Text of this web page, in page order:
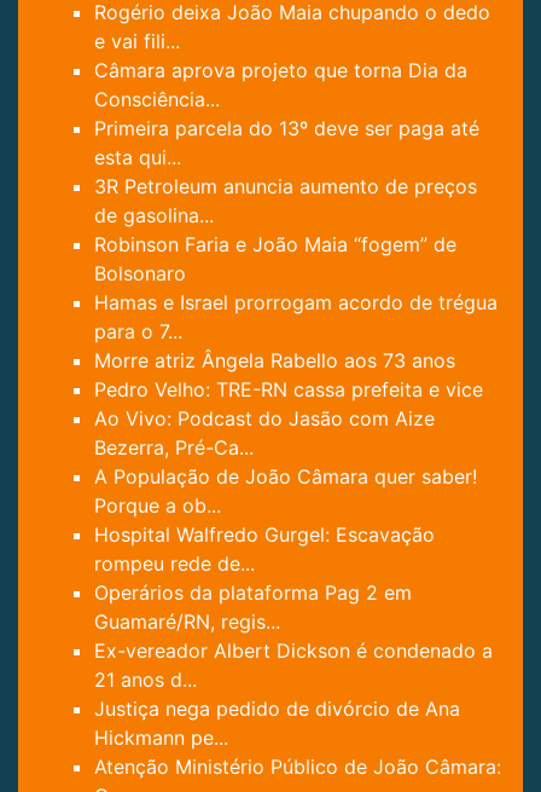
Rogério deixa João Maia chupando o dedo
e vai fili...
Câmara aprova projeto que torna Dia da
Consciência...
Primeira parcela do 13º deve ser paga até
esta qui...
3R Petroleum anuncia aumento de preços
de gasolina...
Robinson Faria e João Maia “fogem” de
Bolsonaro
Hamas e Israel prorrogam acordo de trégua
para o 7...
Morre atriz Ângela Rabello aos 73 anos
Pedro Velho: TRE-RN cassa prefeita e vice
Ao Vivo: Podcast do Jasão com Aize
Bezerra, Pré-Ca...
A População de João Câmara quer saber!
Porque a ob...
Hospital Walfredo Gurgel: Escavação
rompeu rede de...
Operários da plataforma Pag 2 em
Guamaré/RN, regis...
Ex-vereador Albert Dickson é condenado a
21 anos d...
Justiça nega pedido de divórcio de Ana
Hickmann pe...
Atenção Ministério Público de João Câmara: